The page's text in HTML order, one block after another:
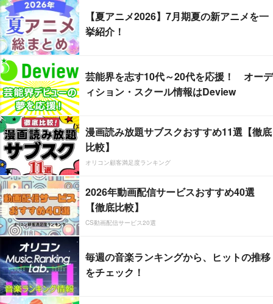
【夏アニメ2026】7月期夏の新アニメを一
挙紹介！
芸能界を志す10代～20代を応援！ オーデ
ィション・スクール情報はDeview
漫画読み放題サブスクおすすめ11選【徹底
比較】
オリコン顧客満足度ランキング
2026年動画配信サービスおすすめ40選
【徹底比較】
CS動画配信サービス20選
毎週の音楽ランキングから、ヒットの推移
をチェック！